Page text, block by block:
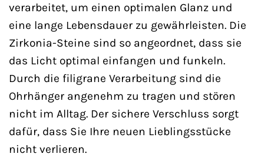
verarbeitet, um einen optimalen Glanz und
eine lange Lebensdauer zu gewährleisten. Die
Zirkonia-Steine sind so angeordnet, dass sie
das Licht optimal einfangen und funkeln.
Durch die filigrane Verarbeitung sind die
Ohrhänger angenehm zu tragen und stören
nicht im Alltag. Der sichere Verschluss sorgt
dafür, dass Sie Ihre neuen Lieblingsstücke
nicht verlieren.